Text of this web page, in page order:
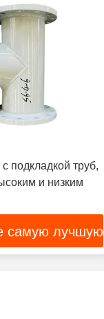
подкладкой труб,
и низким
самую лучшую